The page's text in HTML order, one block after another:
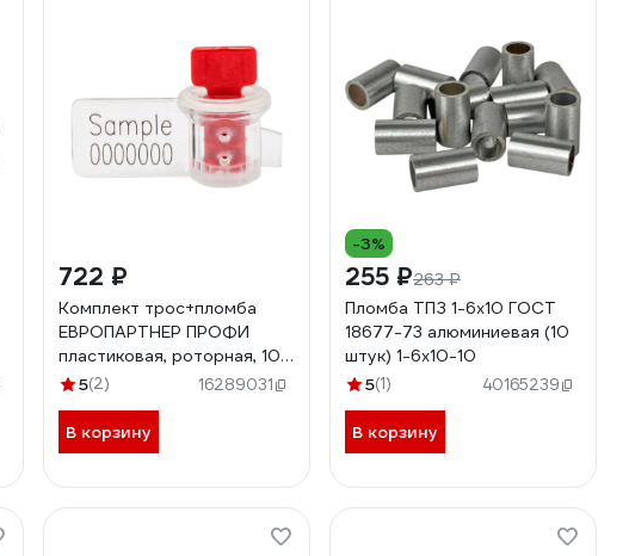
722 ₽
Комплект трос+пломба
ЕВРОПАРТНЕР ПРОФИ
пластиковая, роторная, 10
штук 13 0042 3
5(2) 16289031
В корзину
-3%
255 ₽263 ₽
Пломба ТПЗ 1-6x10 ГОСТ
18677-73 алюминиевая (10
штук) 1-6х10-10
5(1) 40165239
В корзину